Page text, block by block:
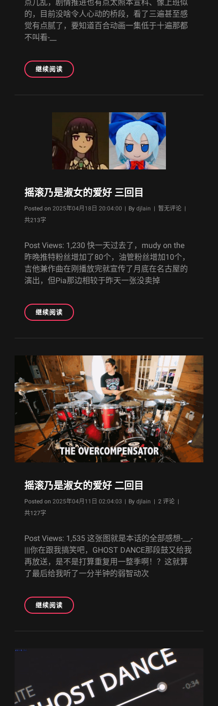
点儿乱，剧情推进也有点太照本宣科、像上班似
的，目前没啥令人心动的桥段，看了三遍甚至感
觉有点腻了，要知道百合动画一集低于十遍那都
不叫看-__
继续阅读恋
人
目
摇滚乃是淑女的爱好 三回目
Posted on 2025年04月18日 20:04:00 | By Byline
djlain | 暂无评论 |
共213字
Post Views: 1,230 快一天过去了，mudy on the
昨晩推特粉丝增加了80个，油管粉丝增加10个，
吉他兼作曲在刚播放完就宣传了月底在名古屋的
演出，但Pia那边相较于昨天一张没卖掉
继续阅读摇
滚
女
的
爱
好
三
回
目
摇滚乃是淑女的爱好 二回目
Posted on 2025年04月11日 02:04:03 | By Byline
djlain | 2 评论 |
共127字
Post Views: 1,535 这张图就是本话的全部感想-__,-
|||你在跟我搞笑吧，GHOST DANCE那段鼓又给我
再放送，是不是打算重复用一整季啊！？这就算
了最后给我听了一分半钟的弱智动次
继续阅读摇
滚
二